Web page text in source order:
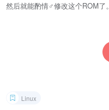
然后就能酌情♂修改这个ROM了。
Linux